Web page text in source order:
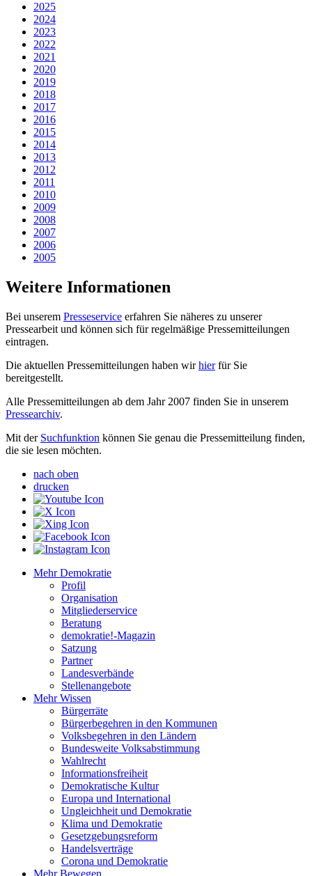
2025
2024
2023
2022
2021
2020
2019
2018
2017
2016
2015
2014
2013
2012
2011
2010
2009
2008
2007
2006
2005
Weitere Informationen
Bei unserem Presseservice erfahren Sie näheres zu unserer
Pressearbeit und können sich für regelmäßige Pressemitteilungen
eintragen.
Die aktuellen Pressemitteilungen haben wirhierfür Sie
bereitgestellt.
Alle Pressemitteilungen ab dem Jahr 2007 finden Sie in unserem
Pressearchiv.
Mit der Suchfunktion können Sie genau die Pressemitteilung finden,
die sie lesen möchten.
nach oben
drucken
Mehr Demokratie
Profil
Organisation
Mitgliederservice
Beratung
demokratie!-Magazin
Satzung
Partner
Landesverbände
Stellenangebote
Mehr Wissen
Bürgerräte
Bürgerbegehren in den Kommunen
Volksbegehren in den Ländern
Bundesweite Volksabstimmung
Wahlrecht
Informationsfreiheit
Demokratische Kultur
Europa und International
Ungleichheit und Demokratie
Klima und Demokratie
Gesetzgebungsreform
Handelsverträge
Corona und Demokratie
Mehr Bewegen